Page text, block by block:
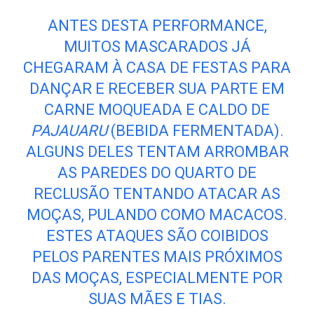
ANTES DESTA PERFORMANCE,
MUITOS MASCARADOS JÁ
CHEGARAM À CASA DE FESTAS PARA
DANÇAR E RECEBER SUA PARTE EM
CARNE MOQUEADA E CALDO DE
PAJAUARU(BEBIDA FERMENTADA).
ALGUNS DELES TENTAM ARROMBAR
AS PAREDES DO QUARTO DE
RECLUSÃO TENTANDO ATACAR AS
MOÇAS, PULANDO COMO MACACOS.
ESTES ATAQUES SÃO COIBIDOS
PELOS PARENTES MAIS PRÓXIMOS
DAS MOÇAS, ESPECIALMENTE POR
SUAS MÃES E TIAS.